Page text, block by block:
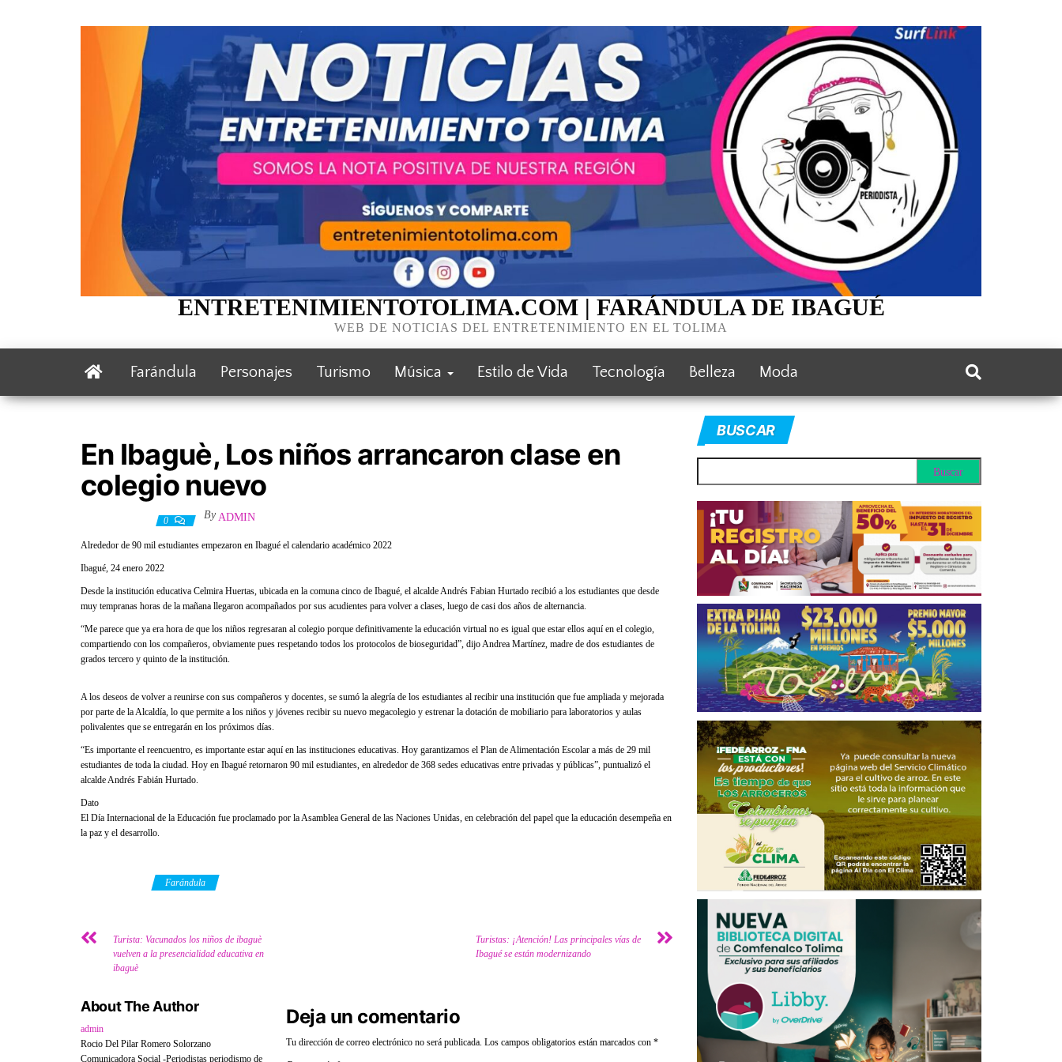
ENTRETENIMIENTOTOLIMA.COM | FARÁNDULA DE IBAGUÉ
WEB DE NOTICIAS DEL ENTRETENIMIENTO EN EL TOLIMA
Farándula Personajes Turismo Música Estilo de Vida Tecnología Belleza Moda
En Ibaguè, Los niños arrancaron clase en
colegio nuevo
0 By ADMIN
Alrededor de 90 mil estudiantes empezaron en Ibagué el calendario académico 2022
Ibagué, 24 enero 2022
Desde la institución educativa Celmira Huertas, ubicada en la comuna cinco de Ibagué, el alcalde Andrés Fabian Hurtado recibió a los estudiantes que desde
muy tempranas horas de la mañana llegaron acompañados por sus acudientes para volver a clases, luego de casi dos años de alternancia.
“Me parece que ya era hora de que los niños regresaran al colegio porque definitivamente la educación virtual no es igual que estar ellos aquí en el colegio,
compartiendo con los compañeros, obviamente pues respetando todos los protocolos de bioseguridad”, dijo Andrea Martínez, madre de dos estudiantes de
grados tercero y quinto de la institución.
A los deseos de volver a reunirse con sus compañeros y docentes, se sumó la alegría de los estudiantes al recibir una institución que fue ampliada y mejorada
por parte de la Alcaldía, lo que permite a los niños y jóvenes recibir su nuevo megacolegio y estrenar la dotación de mobiliario para laboratorios y aulas
polivalentes que se entregarán en los próximos días.
“Es importante el reencuentro, es importante estar aquí en las instituciones educativas. Hoy garantizamos el Plan de Alimentación Escolar a más de 29 mil
estudiantes de toda la ciudad. Hoy en Ibagué retornaron 90 mil estudiantes, en alrededor de 368 sedes educativas entre privadas y públicas”, puntualizó el
alcalde Andrés Fabián Hurtado.
Dato
El Día Internacional de la Educación fue proclamado por la Asamblea General de las Naciones Unidas, en celebración del papel que la educación desempeña en
la paz y el desarrollo.
Farándula
Turista: Vacunados los niños de ibaguè
vuelven a la presencialidad educativa en
ibaguè
Turistas: ¡Atención! Las principales vías de
Ibagué se están modernizando
About The Author
admin
Rocio Del Pilar Romero Solorzano
Comunicadora Social -Periodistas periodismo de
Deja un comentario
Tu dirección de correo electrónico no será publicada. Los campos obligatorios están marcados con *
BUSCAR